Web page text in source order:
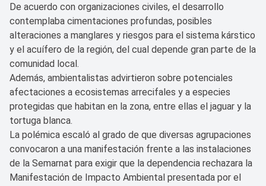
De acuerdo con organizaciones civiles, el desarrollo
contemplaba cimentaciones profundas, posibles
alteraciones a manglares y riesgos para el sistema kárstico
y el acuífero de la región, del cual depende gran parte de la
comunidad local.
Además, ambientalistas advirtieron sobre potenciales
afectaciones a ecosistemas arrecifales y a especies
protegidas que habitan en la zona, entre ellas el jaguar y la
tortuga blanca.
La polémica escaló al grado de que diversas agrupaciones
convocaron a una manifestación frente a las instalaciones
de la Semarnat para exigir que la dependencia rechazara la
Manifestación de Impacto Ambiental presentada por el